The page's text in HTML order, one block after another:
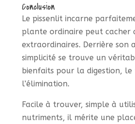
Conclusion
Le pissenlit incarne
plante ordinaire peut cacher
extraordinaires. Derrière son
simplicité se trouve un
bienfaits pour la digestion, le
l’élimination.
Facile à trouver, simple à
nutriments, il mérite une